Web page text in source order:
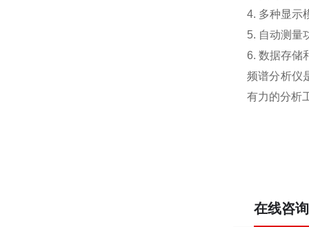
4. 多种显示
5. 自动测量
6. 数据存储
频谱分析仪
有力的分析
在线咨询